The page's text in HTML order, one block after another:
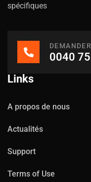
spécifiques
0040
Links
A propos de nous
Actualités
Support
Terms of Use